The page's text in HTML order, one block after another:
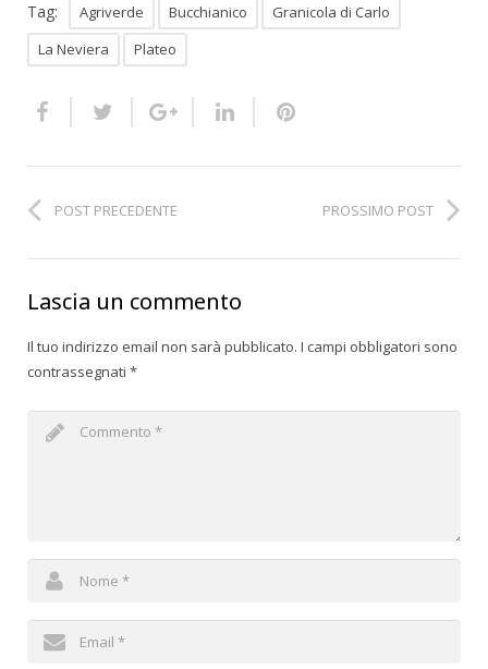
Tag: Agriverde Bucchianico
Granicola di Carlo
La Neviera
Plateo
POST PRECEDENTE PROSSIMO POST
Lascia un commento
Il tuo indirizzo email non sarà pubblicato. I campi obbligatori sono
contrassegnati *